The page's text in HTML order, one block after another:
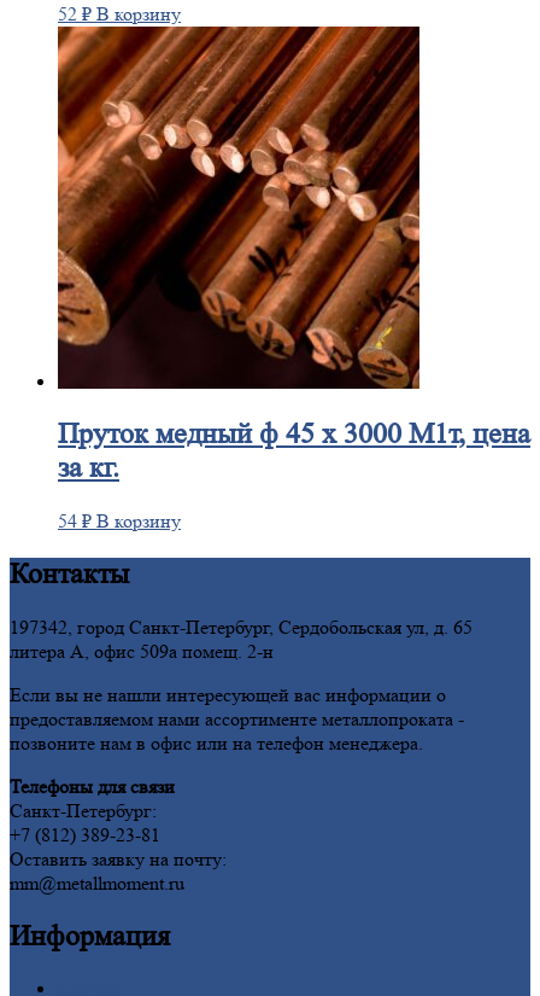
52 ₽ В корзину
Прутокмедный ф 45 х 3000 М1т, цена
за кг.
54 ₽ В корзину
Контакты
197342, город Санкт-Петербург, Сердобольская ул, д. 65
литера А, офис 509а помещ. 2-н
Если вы не нашли интересующей вас информации о
предоставляемом нами ассортименте металлопроката -
позвоните нам в офис или на телефон менеджера.
Телефоны для связи
Санкт-Петербург:
+7 (812) 389-23-81
Оставить заявку на почту:
mm@metallmoment.ru
Информация